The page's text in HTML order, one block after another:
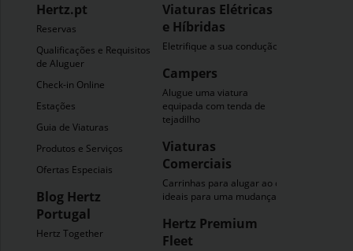
Hertz.pt
Reservas
Qualificações e Requisitos
de Aluguer
Check-in Online
Estações
Guia de Viaturas
Produtos e Serviços
Ofertas Especiais
Blog Hertz
Portugal
Hertz Together
Viaturas Elétricas
e Híbridas
Eletrifique a sua condução
Campers
Alugue uma viatura
equipada com tenda de
tejadilho
Viaturas
Comerciais
Carrinhas para alugar ao dia
ideais para uma mudança
Hertz Premium
Fleet